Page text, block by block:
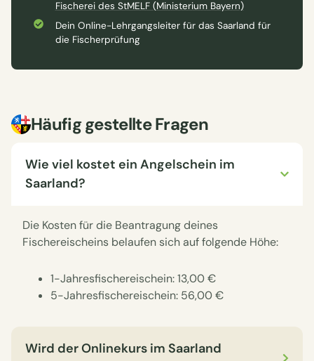
Fischerei des StMELF (Ministerium Bayern)
Dein Online-Lehrgangsleiter für das Saarland für
die Fischerprüfung
Häufig gestellte Fragen
Wie viel kostet ein Angelschein im
Saarland?
Die Kosten für die Beantragung deines
Fischereischeins belaufen sich auf folgende Höhe:
1-Jahresfischereischein: 13,00 €
5-Jahresfischereischein: 56,00 €
Wird der Onlinekurs im Saarland